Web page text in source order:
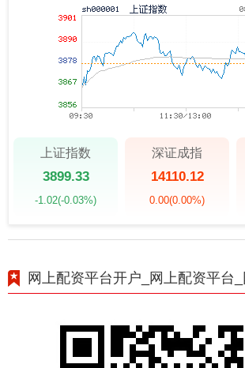
上证指数
3899.33
-1.02(-0.03%)
深证成指
14110.12
0.00(0.00%)
网上配资平台开户_网上配资平台